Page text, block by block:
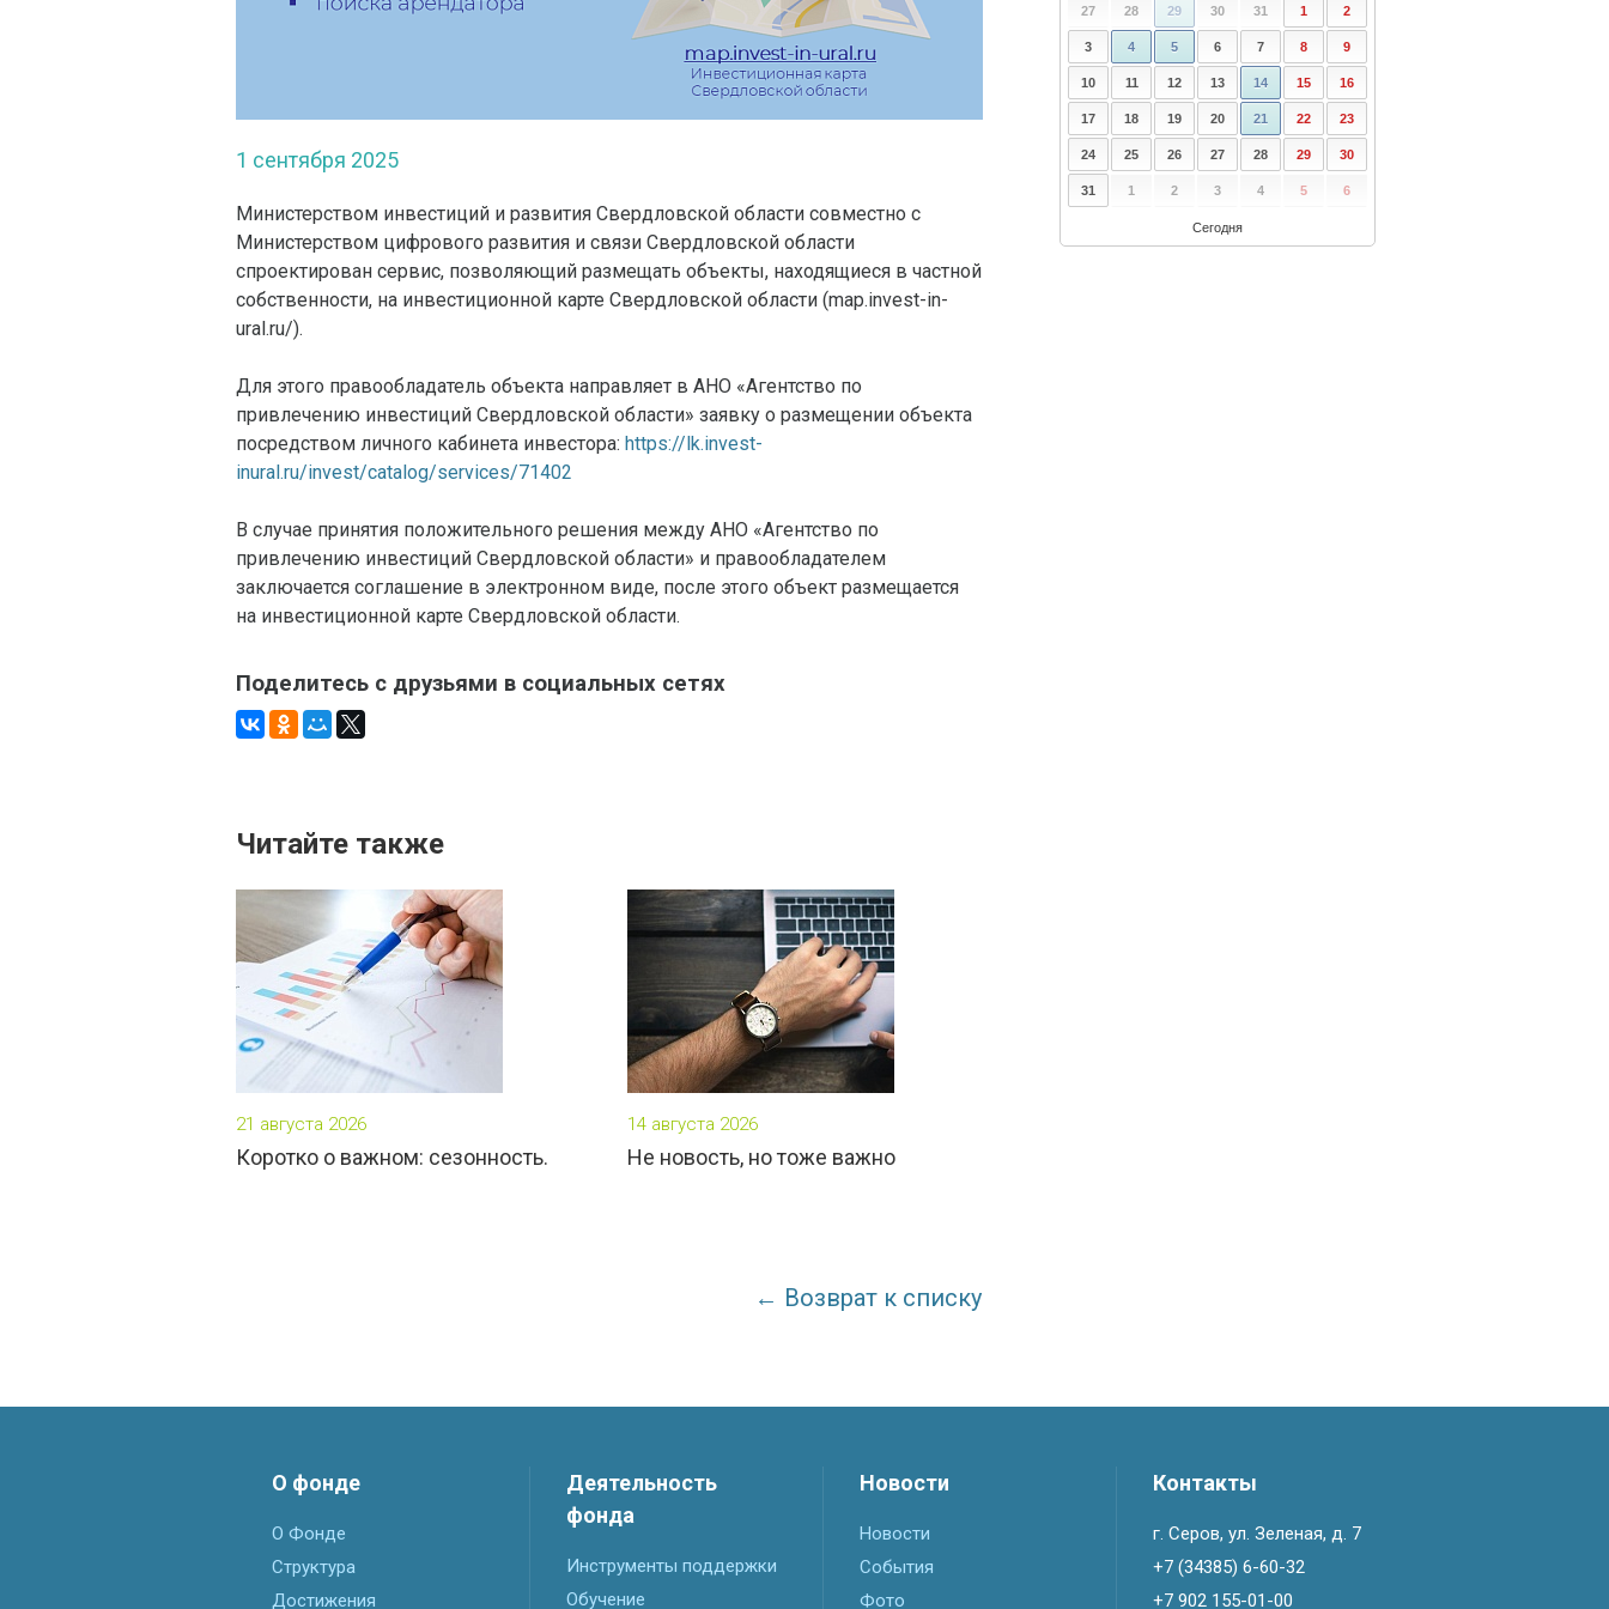
1 сентября 2025
Министерством инвестиций и развития Свердловской области совместно с
Министерством цифрового развития и связи Свердловской области
спроектирован сервис, позволяющий размещать объекты, находящиеся в частной
собственности, на инвестиционной карте Свердловской области (map.invest-in-
ural.ru/).
Для этого правообладатель объекта направляет в АНО «Агентство по
привлечению инвестиций Свердловской области» заявку о размещении объекта
посредством личного кабинета инвестора: https://lk.invest-
inural.ru/invest/catalog/services/71402
В случае принятия положительного решения между АНО «Агентство по
привлечению инвестиций Свердловской области» и правообладателем
заключается соглашение в электронном виде, после этого объект размещается
на инвестиционной карте Свердловской области.
Поделитесь с друзьями в социальных сетях
Читайте также
21 августа 2026
Коротко о важном: сезонность.
14 августа 2026
Не новость, но тоже важно
← Возврат к списку
27 28 29 30 31 1 2
3 4 5 6 7 8 9
10 11 12 13 14 15 16
17 18 19 20 21 22 23
24 25 26 27 28 29 30
31 1 2 3 4 5 6
Сегодня
О фонде
О Фонде
Структура
Достижения
Деятельность
фонда
Инструменты поддержки
Обучение
Новости
Новости
События
Фото
Контакты
г. Серов, ул. Зеленая, д. 7
+7 (34385) 6-60-32
+7 902 155-01-00